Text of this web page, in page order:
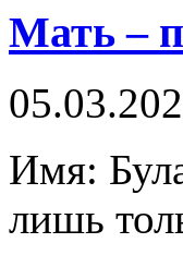
Мать –
Имя:
лишь